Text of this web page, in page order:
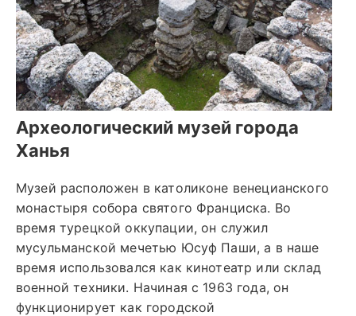
Археологический музей города
Ханья
Музей расположен в католиконе венецианского
монастыря собора святого Франциска. Во
время турецкой оккупации, он служил
мусульманской мечетью Юсуф Паши, а в наше
время использовался как кинотеатр или склад
военной техники. Начиная с 1963 года, он
функционирует как городской